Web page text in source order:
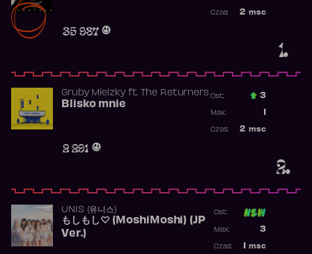
1.
35 987
2 msc
Czas:
2.
Gruby Mielzkyft. The Returners
Blisko mnie
2 291
Ost.: 3
Max:
2 msc
Czas:
UNIS (유니스)
もしもし♡ (MoshiMoshi) (JP
Ver.)
Ost:
3
Max:
msc
Czas: